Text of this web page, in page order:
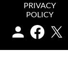
PRIVACY
POLICY